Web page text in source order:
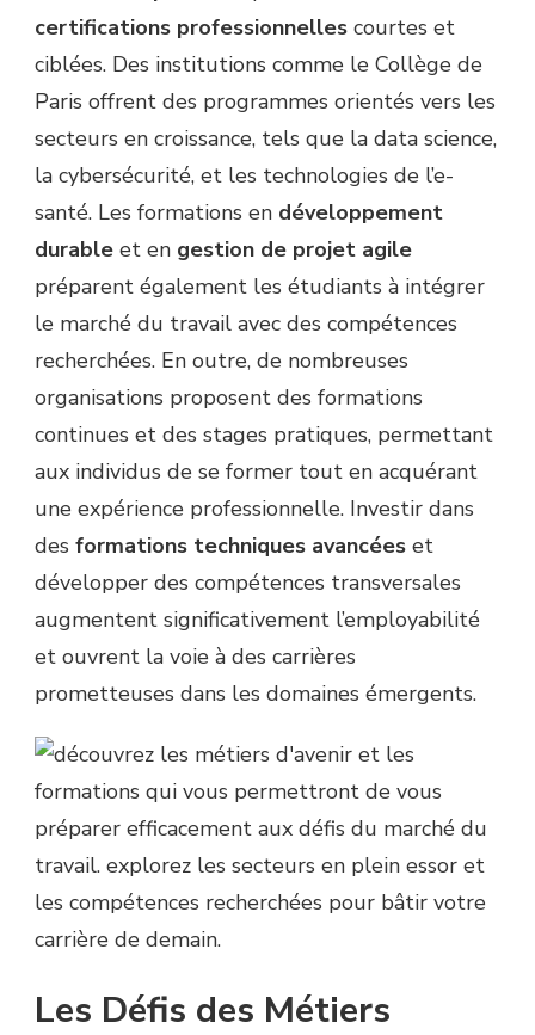
certifications professionnelles courtes et
ciblées. Des institutions comme le Collège de
Paris offrent des programmes orientés vers les
secteurs en croissance, tels que la data science,
la cybersécurité, et les technologies de l’e-
santé. Les formations en développement
durable et en gestion de projet agile
préparent également les étudiants à intégrer
le marché du travail avec des compétences
recherchées. En outre, de nombreuses
organisations proposent des formations
continues et des stages pratiques, permettant
aux individus de se former tout en acquérant
une expérience professionnelle. Investir dans
des formations techniques avancées et
développer des compétences transversales
augmentent significativement l’employabilité
et ouvrent la voie à des carrières
prometteuses dans les domaines émergents.
Les Défis des Métiers